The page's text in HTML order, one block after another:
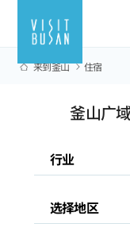
来到釜山 住宿
釜山广